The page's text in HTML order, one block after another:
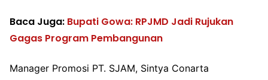
Baca Juga: Bupati Gowa: RPJMD Jadi Rujukan
Gagas Program Pembangunan
Manager Promosi PT. SJAM, Sintya Conarta